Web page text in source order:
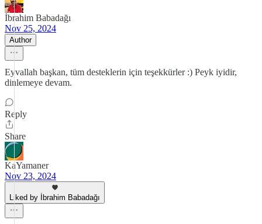
İbrahim Babadağı
Nov 25, 2024
Author
Eyvallah başkan, tüm desteklerin için teşekkürler :) Peyk iyidir,
dinlemeye devam.
Reply
Share
KaYamaner
Nov 23, 2024
Liked by İbrahim Babadağı